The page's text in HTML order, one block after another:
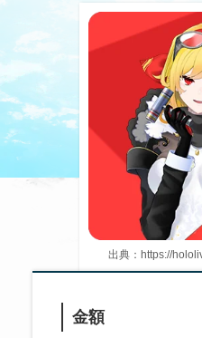
出典：https://
金額